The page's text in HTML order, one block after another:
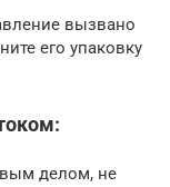
вызвано
его упаковку
делом, не